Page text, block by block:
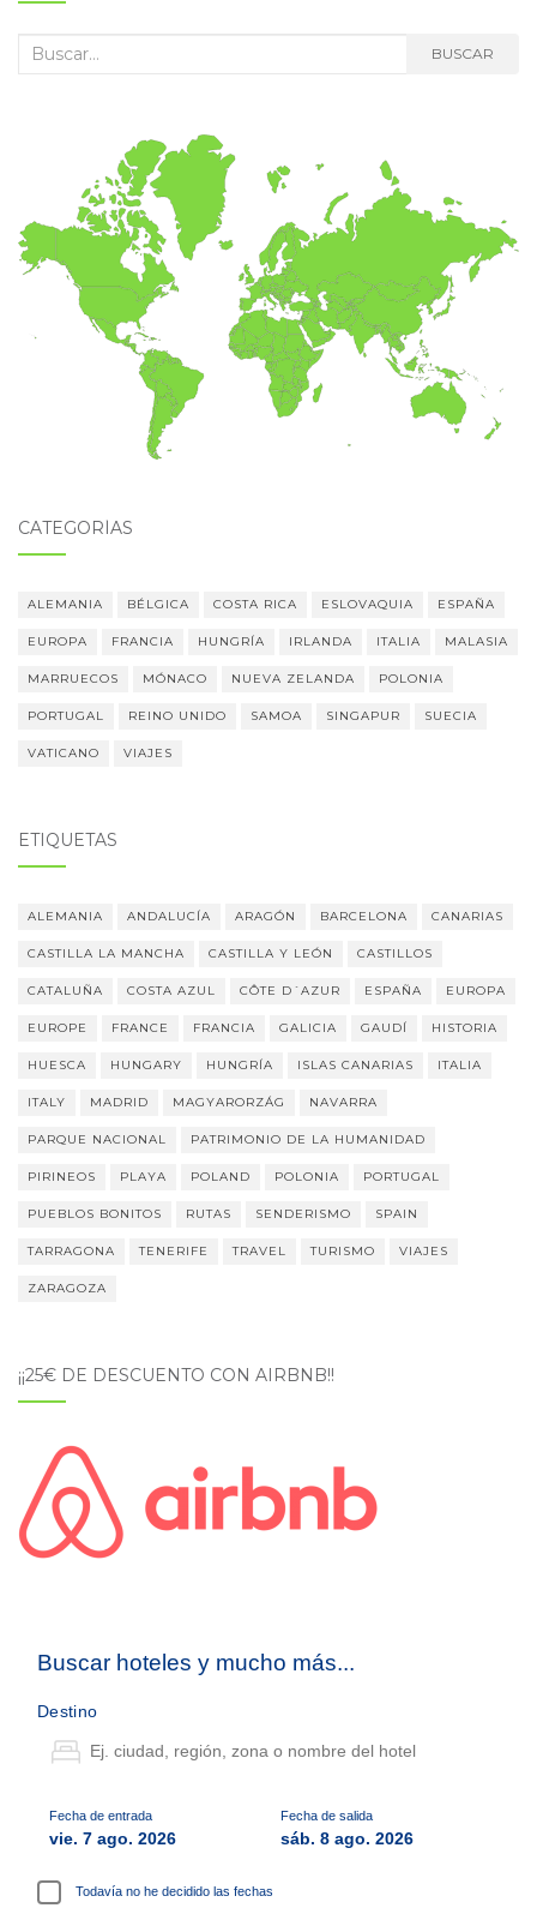
Buscar: BUSCAR
CATEGORÍAS
ALEMANIA BÉLGICA COSTA RICA ESLOVAQUIA ESPAÑA
EUROPA FRANCIA HUNGRÍA IRLANDA ITALIA MALASIA
MARRUECOS MÓNACO NUEVA ZELANDA POLONIA
PORTUGAL REINO UNIDO SAMOA SINGAPUR SUECIA
VATICANO VIAJES
ETIQUETAS
ALEMANIA ANDALUCÍA ARAGÓN BARCELONA CANARIAS
CASTILLA LA MANCHA CASTILLA Y LEÓN CASTILLOS
CATALUÑA COSTA AZUL CÔTE D´AZUR ESPAÑA EUROPA
EUROPE FRANCE FRANCIA GALICIA GAUDÍ HISTORIA
HUESCA HUNGARY HUNGRÍA ISLAS CANARIAS ITALIA
ITALY MADRID MAGYARORZÁG NAVARRA
PARQUE NACIONAL PATRIMONIO DE LA HUMANIDAD
PIRINEOS PLAYA POLAND POLONIA PORTUGAL
PUEBLOS BONITOS RUTAS SENDERISMO SPAIN
TARRAGONA TENERIFE TRAVEL TURISMO VIAJES
ZARAGOZA
¡¡25€ DE DESCUENTO CON AIRBNB!!
Buscar hoteles y mucho más...
Destino
Fecha de entrada
vie. 7 ago. 2026
Fecha de salida
sáb. 8 ago. 2026
Todavía no he decidido las fechas